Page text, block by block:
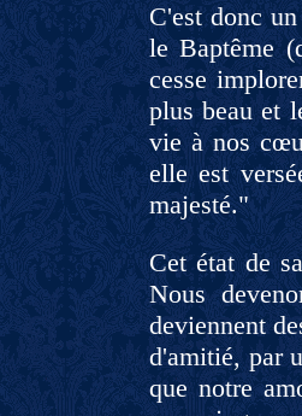
C'est donc
le Baptême
cesse
plus beau et
vie à nos
elle est
majesté."
Cet état de
Nous
deviennent
d'amitié, par
que notre